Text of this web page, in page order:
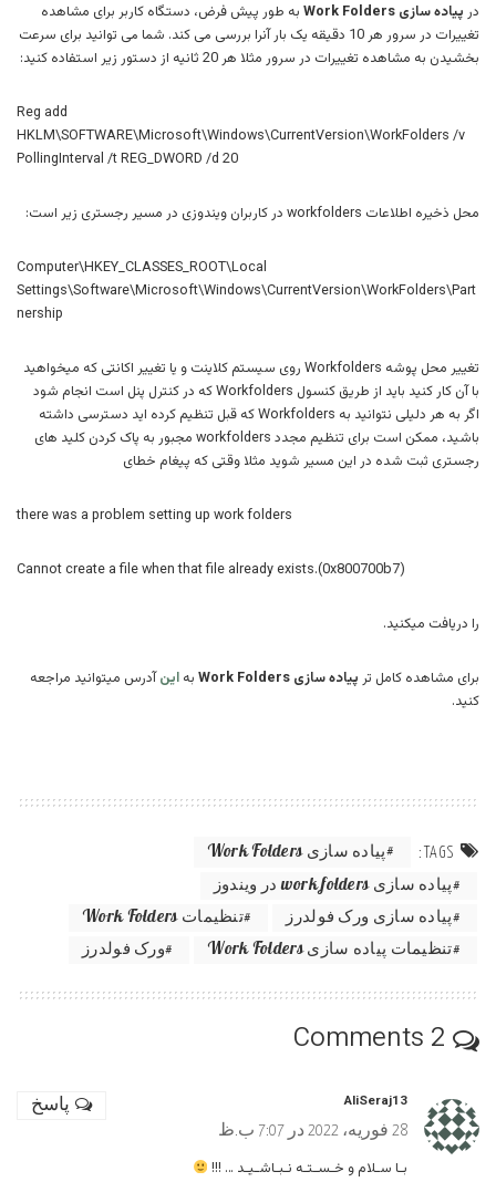
در پیاده سازی Work Folders
به طور پیش فرض، دستگاه کاربر برای مشاهده
تغییرات در سرور هر 10 دقیقه یک بار آنرا بررسی می کند. شما می توانید برای سرعت
بخشیدن به مشاهده تغییرات در سرور مثلا هر 20 ثانیه از دستور زیر استفاده کنید:
Reg add
HKLM\SOFTWARE\Microsoft\Windows\CurrentVersion\WorkFolders /v
PollingInterval /t REG_DWORD /d 20
محل ذخیره اطلاعات workfolders در کاربران ویندوزی در مسیر رجستری زیر است:
Computer\HKEY_CLASSES_ROOT\Local
Settings\Software\Microsoft\Windows\CurrentVersion\WorkFolders\Part
nership
تغییر محل پوشه Workfolders روی سیستم کلاینت و یا تغییر اکانتی که میخواهید
با آن کار کنید باید از طریق کنسول Workfolders که در کنترل پنل است انجام شود
اگر به هر دلیلی نتوانید به Workfolders که قبل تنظیم کرده اید دسترسی داشته
باشید، ممکن است برای تنظیم مجدد workfolders مجبور به پاک کردن کلید های
رجستری ثبت شده در این مسیر شوید مثلا وقتی که پیغام خطای
there was a problem setting up work folders
Cannot create a file when that file already exists.(0x800700b7)
را دریافت میکنید.
برای مشاهده کامل تر پیاده سازی Work Folders به اینآدرس میتوانید مراجعه
کنید.
TAGS:
پیاده سازی Work Folders
پیاده سازی work folders در ویندوز
پیاده سازی ورک فولدرز
تنظیمات Work Folders
تنظیمات پیاده سازی Work Folders
ورک فولدرز
2 Comments
AliSeraj13
28 فوریه، 2022 در 7:07 ب.ظ
بـا سـلام و خـسـتـه نـبـاشـیـد … !!!
پاسخ